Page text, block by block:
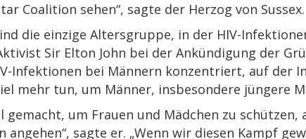
Coalition sehen“, sagte der Herzog von Sussex.
die einzige Altersgruppe, in der HIV-
Sir Elton John bei der Ankündigung der
Infektionen bei Männern konzentriert, auf der
mehr tun, um Männer, insbesondere jüngere
gemacht, um Frauen und Mädchen zu
angehen“, sagte er. „Wenn wir diesen Kampf